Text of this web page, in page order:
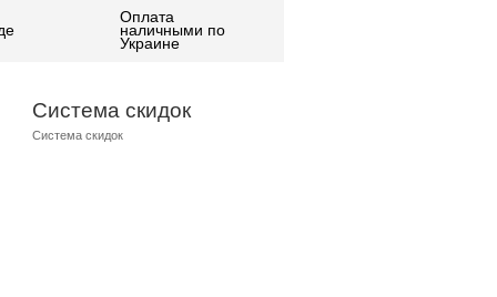
Оплата
наличными по
Украине
Система скидок
Система скидок